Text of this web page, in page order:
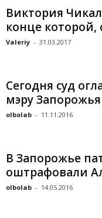
Виктория
конце которой,
Valeriy - 31.03.2017
Сегодня суд
мэру
olbolab - 11.11.2016
В Запорожье
оштрафовали
olbolab - 14.05.2016